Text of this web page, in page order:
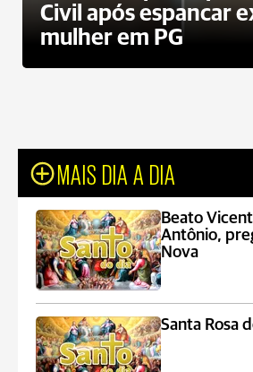
Civil após espancar
mulher em PG
MAIS DIA A DIA
Beato
Antônio,
Nova
Santa Rosa